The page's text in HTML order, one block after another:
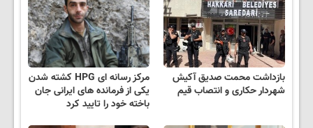
بازداشت محمت صدیق آکیش
شهردار حکاری و انتصاب قیم
مرکز رسانه ای HPG کشته شدن
یکی از فرمانده های ایرانی جان
باخته خود را تایید کرد